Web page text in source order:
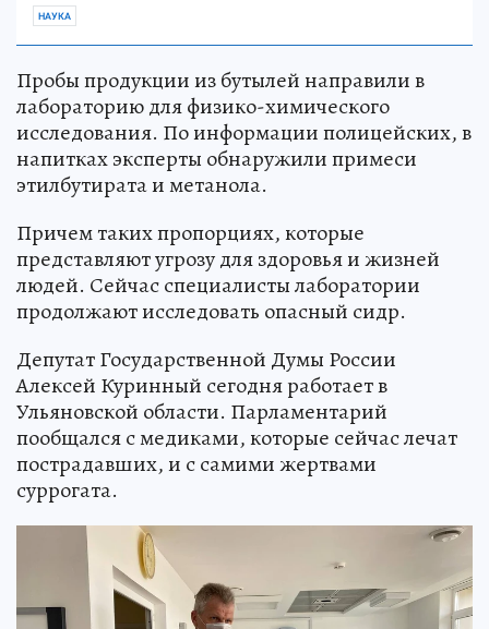
НАУКА
Пробы продукции из бутылей направили в
лабораторию для физико-химического
исследования. По информации полицейских, в
напитках эксперты обнаружили примеси
этилбутирата и метанола.
Причем таких пропорциях, которые
представляют угрозу для здоровья и жизней
людей. Сейчас специалисты лаборатории
продолжают исследовать опасный сидр.
Депутат Государственной Думы России
Алексей Куринный сегодня работает в
Ульяновской области. Парламентарий
пообщался с медиками, которые сейчас лечат
пострадавших, и с самими жертвами
суррогата.